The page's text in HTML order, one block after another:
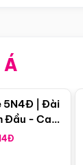
Á nổi bật
5N4Đ | Đài
Đầu - Cao